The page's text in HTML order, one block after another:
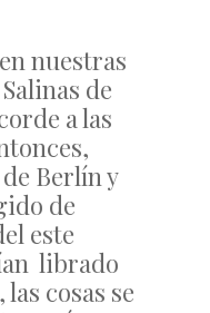
nuestras
de
a las
Berlín y
de
este
librado
cosas se